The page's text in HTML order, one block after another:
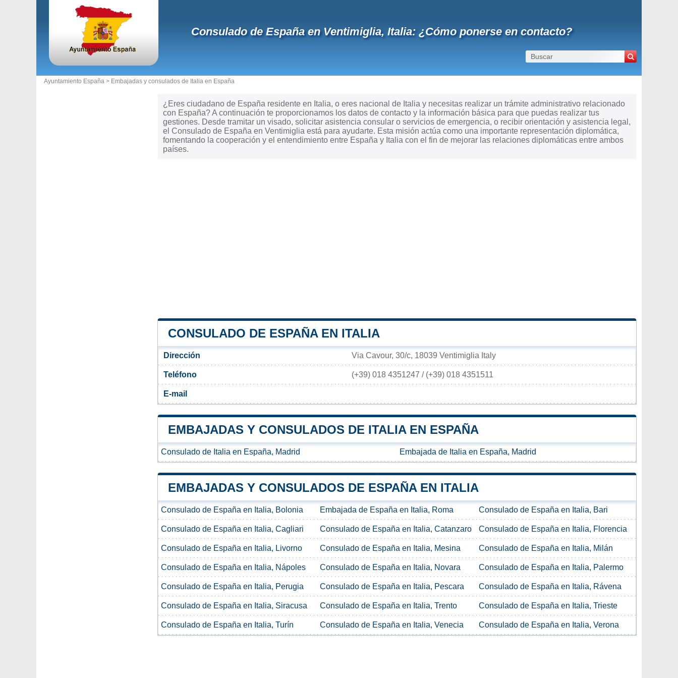
Consulado de España en Ventimiglia, Italia: ¿Cómo ponerse en contacto?
Ayuntamiento España > Embajadas y consulados de Italia en España
¿Eres ciudadano de España residente en Italia, o eres nacional de Italia y necesitas realizar un trámite administrativo relacionado
con España? A continuación te proporcionamos los datos de contacto y la información básica para que puedas realizar tus
gestiones. Desde tramitar un visado, solicitar asistencia consular o servicios de emergencia, o recibir orientación y asistencia legal,
el Consulado de España en Ventimiglia está para ayudarte. Esta misión actúa como una importante representación diplomática,
fomentando la cooperación y el entendimiento entre España y Italia con el fin de mejorar las relaciones diplomáticas entre ambos
países.
CONSULADO DE ESPAÑA EN ITALIA
Dirección Via Cavour, 30/c, 18039 Ventimiglia Italy
Teléfono (+39) 018 4351247 / (+39) 018 4351511
E-mail
EMBAJADAS Y CONSULADOS DE ITALIA EN ESPAÑA
Consulado de Italia en España, Madrid Embajada de Italia en España, Madrid
EMBAJADAS Y CONSULADOS DE ESPAÑA EN ITALIA
Consulado de España en Italia, Bolonia Embajada de España en Italia, Roma Consulado de España en Italia, Bari
Consulado de España en Italia, Cagliari Consulado de España en Italia, Catanzaro Consulado de España en Italia, Florencia
Consulado de España en Italia, Livorno Consulado de España en Italia, Mesina Consulado de España en Italia, Milán
Consulado de España en Italia, Nápoles Consulado de España en Italia, Novara Consulado de España en Italia, Palermo
Consulado de España en Italia, Perugia Consulado de España en Italia, Pescara Consulado de España en Italia, Rávena
Consulado de España en Italia, Siracusa Consulado de España en Italia, Trento Consulado de España en Italia, Trieste
Consulado de España en Italia, Turín Consulado de España en Italia, Venecia Consulado de España en Italia, Verona